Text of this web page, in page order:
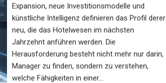
Expansion, neue Investitionsmodelle und
künstliche Intelligenz definieren das Profil derer
neu, die das Hotelwesen im nächsten
Jahrzehnt anführen werden. Die
Herausforderung besteht nicht mehr nur darin,
Manager zu finden, sondern zu verstehen,
welche Fähigkeiten in einer…